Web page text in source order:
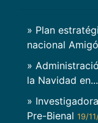
» Plan
nacional Amigó
»
la Navidad en...
»
Pre-Bienal 19/